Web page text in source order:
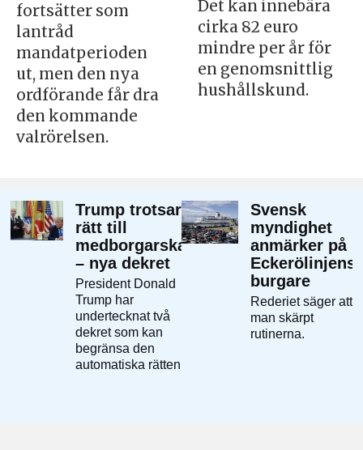
fortsätter som
lantråd
mandatperioden
ut, men den nya
ordförande får dra
den kommande
valrörelsen.
Det kan innebära
cirka 82 euro
mindre per år för
en genomsnittlig
hushållskund.